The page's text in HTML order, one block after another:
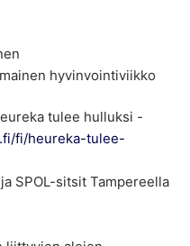
hyvinvointiviikko
tulee hulluksi -
fi/heureka-tulee-
SPOL-sitsit Tampereella